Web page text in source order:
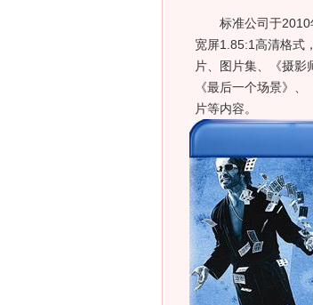
标准公司于2010年
宽屏1.85:1高清格式
片、图片集、《摄影
《最后一个场景》
片等内容。